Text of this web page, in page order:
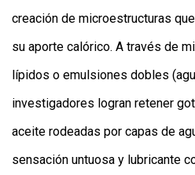
creación de microestructuras
su aporte calórico. A través de
lípidos o emulsiones dobles
investigadores logran retener
aceite rodeadas por capas de
sensación untuosa y lubricante